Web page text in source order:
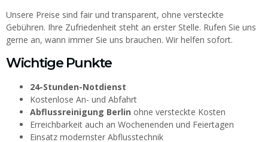
Unsere Preise sind fair und transparent, ohne versteckte
Gebühren. Ihre Zufriedenheit steht an erster Stelle. Rufen Sie uns
gerne an, wann immer Sie uns brauchen. Wir helfen sofort.
Wichtige Punkte
24-Stunden-Notdienst
Kostenlose An- und Abfahrt
Abflussreinigung Berlin ohne versteckte Kosten
Erreichbarkeit auch an Wochenenden und Feiertagen
Einsatz modernster Abflusstechnik